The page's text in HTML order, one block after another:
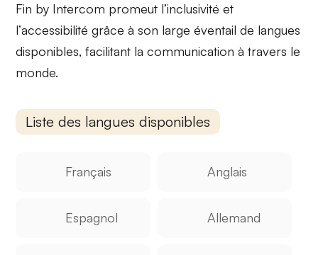
Fin by Intercom promeut l’inclusivité et
l’accessibilité grâce à son large éventail de langues
disponibles, facilitant la communication à travers le
monde.
Liste des langues disponibles
Français Anglais
Espagnol Allemand